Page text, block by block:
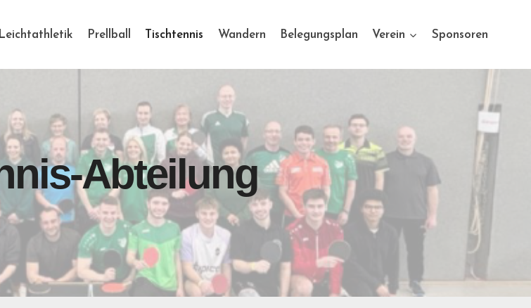
Leichtathletik Prellball Tischtennis Wandern Belegungsplan Verein Sponsoren
Abteilung